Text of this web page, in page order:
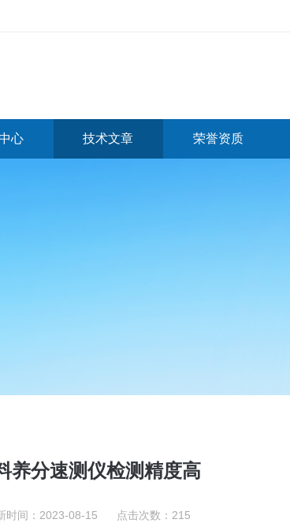
心 技术文章 荣誉资质
养分速测仪检测精度高
时间：2023-08-15 点击次数：215